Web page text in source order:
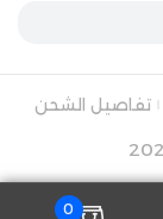
تفاصيل الشحن
0